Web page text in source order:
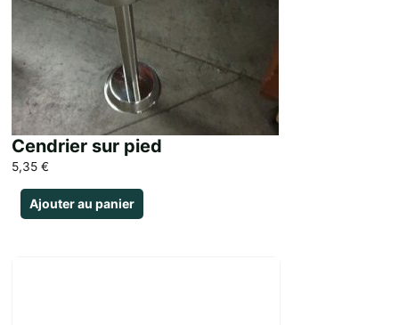
Cendrier sur pied
5,35 €
Ajouter au panier